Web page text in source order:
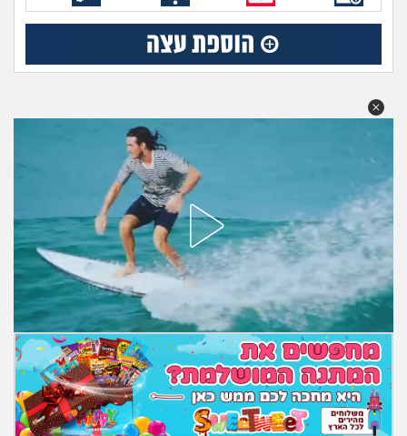
מהבקו"ם... ועד מתי?!
לימודים וסטודנטים
עבודה וקריירה
חברים ואנשים
בית, שכנים ושותפים
מה שעובר עליי
שומרים על הגוף
פיננסי וכלכלה
בין הסדינים